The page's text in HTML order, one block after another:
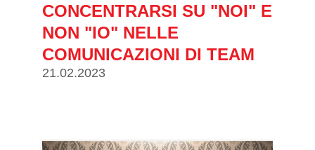
CONCENTRARSI SU "NOI" E
NON "IO" NELLE
COMUNICAZIONI DI TEAM
21.02.2023